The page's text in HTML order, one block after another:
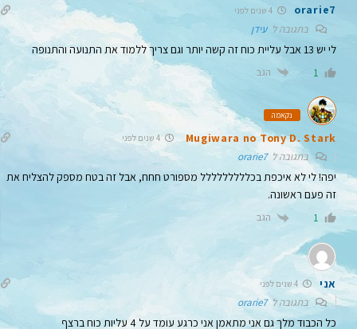
orarie7
בתגובה לעידן
לי יש 13 אבל עליית כוח זה קשה יותר וגם צריך ללמוד את התנועה והתנופה
1 הגב
נקאמה
Mugiwara no Tony D. Stark 4 שנים לפני
בתגובה לorarie7
יפה! לי לא איכפת בכללללללללל מספורט חחח, אבל זה בטח מספק להצליח את
זה פעם ראשונה.
1 הגב
אני 4 שנים לפני
בתגובה לorarie7
כל הכבוד מלך גם אני מתאמן אני כרגע עומד על 4 עליות כוח ברצף